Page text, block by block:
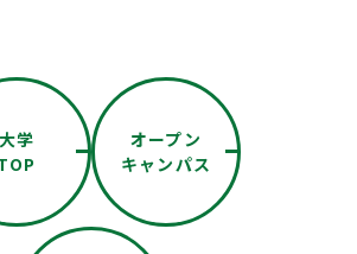
大学
オープン
キャンパス